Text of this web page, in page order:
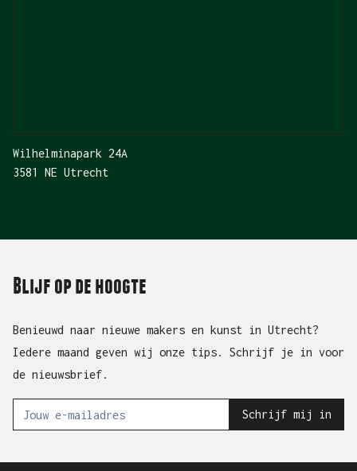
herhaling, voorspelbaarheid en de
sleur van het onderweg zijn naar
iets wat geen voldoening geeft.
Wilhelminapark 24A
3581 NE Utrecht
Blijf op de hoogte
Benieuwd naar nieuwe makers en kunst in Utrecht?
Iedere maand geven wij onze tips. Schrijf je in voor
de nieuwsbrief.
Jouw e-mailadres*
Schrijf mij in